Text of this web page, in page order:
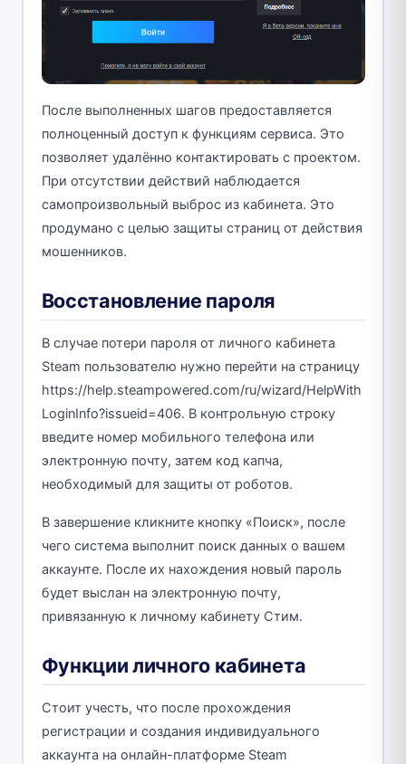
После выполненных шагов предоставляется
полноценный доступ к функциям сервиса. Это
позволяет удалённо контактировать с проектом.
При отсутствии действий наблюдается
самопроизвольный выброс из кабинета. Это
продумано с целью защиты страниц от действия
мошенников.
Восстановление пароля
В случае потери пароля от личного кабинета
Steam пользователю нужно перейти на страницу
https://help.steampowered.com/ru/wizard/HelpWith
LoginInfo?issueid=406. В контрольную строку
введите номер мобильного телефона или
электронную почту, затем код капча,
необходимый для защиты от роботов.
В завершение кликните кнопку «Поиск», после
чего система выполнит поиск данных о вашем
аккаунте. После их нахождения новый пароль
будет выслан на электронную почту,
привязанную к личному кабинету Стим.
Функции личного кабинета
Стоит учесть, что после прохождения
регистрации и создания индивидуального
аккаунта на онлайн-платформе Steam